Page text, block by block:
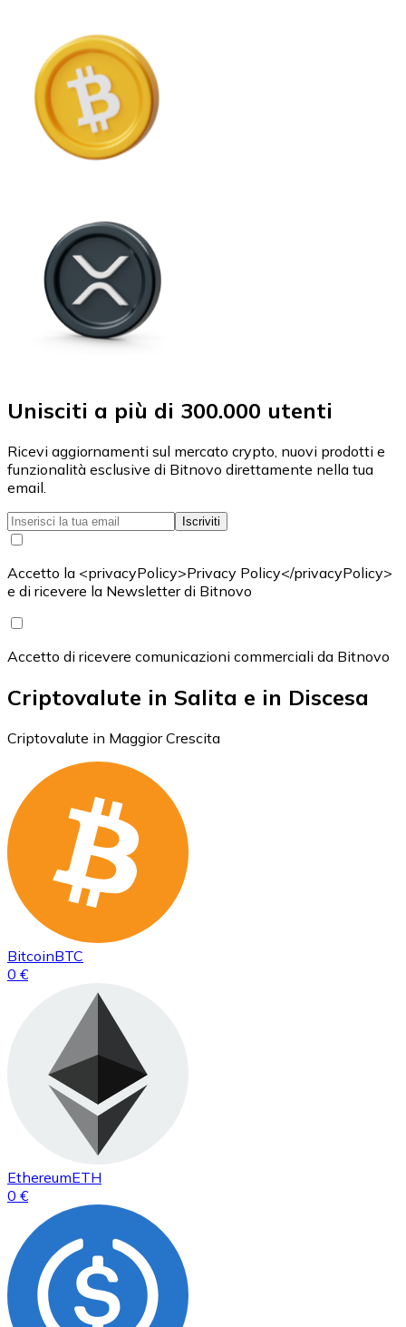
Unisciti a più di 300.000 utenti
Ricevi aggiornamenti sul mercato crypto, nuovi prodotti e
funzionalità esclusive di Bitnovo direttamente nella tua
email.
Iscriviti
Accetto la <privacyPolicy>Privacy Policy</privacyPolicy>
e di ricevere la Newsletter di Bitnovo
Accetto di ricevere comunicazioni commerciali da Bitnovo
Criptovalute in Salita e in Discesa
Criptovalute in Maggior Crescita
BitcoinBTC
0 €
EthereumETH
0 €